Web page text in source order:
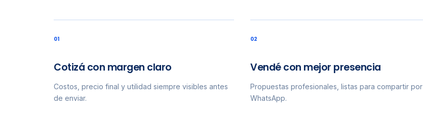
01
Cotizá con margen claro
Costos, precio final y utilidad siempre visibles antes
de enviar.
02
Vendé con mejor presencia
Propuestas profesionales, listas para compartir por
WhatsApp.